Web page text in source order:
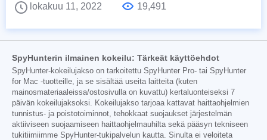
lokakuu 11, 2022
19,491
SpyHunterin ilmainen kokeilu: Tärkeät käyttöehdot
SpyHunter-kokeilujakso on tarkoitettu SpyHunter Pro- tai SpyHunter
for Mac -tuotteille, ja se sisältää useita laitteita (kuten
mainosmateriaaleissa/ostosivulla on kuvattu) kertaluonteiseksi 7
päivän kokeilujaksoksi. Kokeilujakso tarjoaa kattavat haittaohjelmien
tunnistus- ja poistotoiminnot, tehokkaat suojaukset järjestelmän
aktiiviseen suojaamiseen haittaohjelmauhilta sekä pääsyn tekniseen
tukitiimiimme SpyHunter-tukipalvelun kautta. Sinulta ei veloiteta